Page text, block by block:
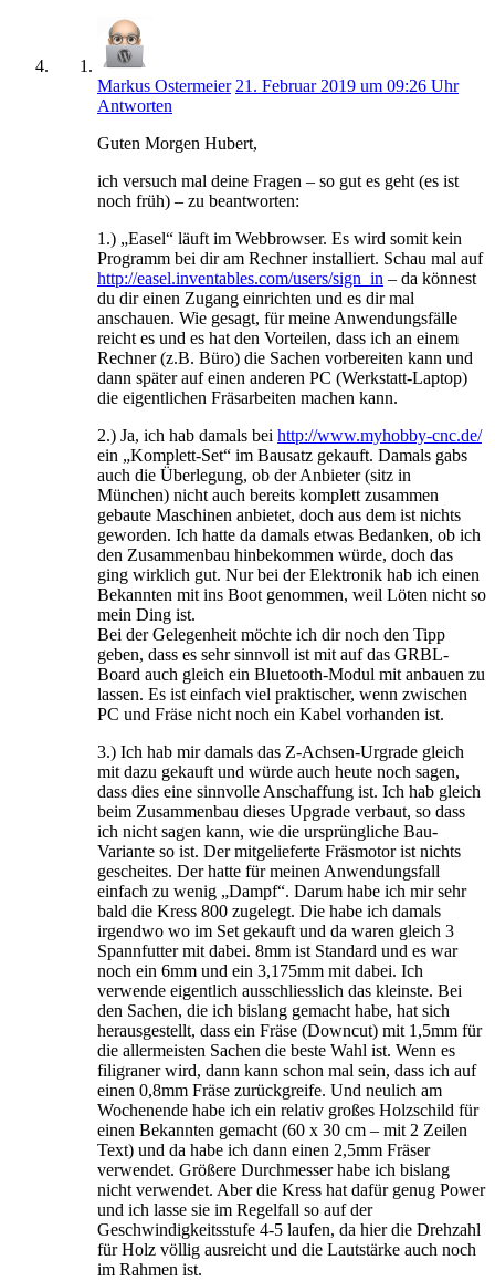
Markus Ostermeier 21. Februar 2019 um 09:26 Uhr
Antworten
Guten Morgen Hubert,
ich versuch mal deine Fragen – so gut es geht (es ist
noch früh) – zu beantworten:
1.) „Easel“ läuft im Webbrowser. Es wird somit kein
Programm bei dir am Rechner installiert. Schau mal auf
http://easel.inventables.com/users/sign_in – da könnest
du dir einen Zugang einrichten und es dir mal
anschauen. Wie gesagt, für meine Anwendungsfälle
reicht es und es hat den Vorteilen, dass ich an einem
Rechner (z.B. Büro) die Sachen vorbereiten kann und
dann später auf einen anderen PC (Werkstatt-Laptop)
die eigentlichen Fräsarbeiten machen kann.
2.) Ja, ich hab damals bei http://www.myhobby-cnc.de/
ein „Komplett-Set“ im Bausatz gekauft. Damals gabs
auch die Überlegung, ob der Anbieter (sitz in
München) nicht auch bereits komplett zusammen
gebaute Maschinen anbietet, doch aus dem ist nichts
geworden. Ich hatte da damals etwas Bedanken, ob ich
den Zusammenbau hinbekommen würde, doch das
ging wirklich gut. Nur bei der Elektronik hab ich einen
Bekannten mit ins Boot genommen, weil Löten nicht so
mein Ding ist.
Bei der Gelegenheit möchte ich dir noch den Tipp
geben, dass es sehr sinnvoll ist mit auf das GRBL-
Board auch gleich ein Bluetooth-Modul mit anbauen zu
lassen. Es ist einfach viel praktischer, wenn zwischen
PC und Fräse nicht noch ein Kabel vorhanden ist.
3.) Ich hab mir damals das Z-Achsen-Urgrade gleich
mit dazu gekauft und würde auch heute noch sagen,
dass dies eine sinnvolle Anschaffung ist. Ich hab gleich
beim Zusammenbau dieses Upgrade verbaut, so dass
ich nicht sagen kann, wie die ursprüngliche Bau-
Variante so ist. Der mitgelieferte Fräsmotor ist nichts
gescheites. Der hatte für meinen Anwendungsfall
einfach zu wenig „Dampf“. Darum habe ich mir sehr
bald die Kress 800 zugelegt. Die habe ich damals
irgendwo wo im Set gekauft und da waren gleich 3
Spannfutter mit dabei. 8mm ist Standard und es war
noch ein 6mm und ein 3,175mm mit dabei. Ich
verwende eigentlich ausschliesslich das kleinste. Bei
den Sachen, die ich bislang gemacht habe, hat sich
herausgestellt, dass ein Fräse (Downcut) mit 1,5mm für
die allermeisten Sachen die beste Wahl ist. Wenn es
filigraner wird, dann kann schon mal sein, dass ich auf
einen 0,8mm Fräse zurückgreife. Und neulich am
Wochenende habe ich ein relativ großes Holzschild für
einen Bekannten gemacht (60 x 30 cm – mit 2 Zeilen
Text) und da habe ich dann einen 2,5mm Fräser
verwendet. Größere Durchmesser habe ich bislang
nicht verwendet. Aber die Kress hat dafür genug Power
und ich lasse sie im Regelfall so auf der
Geschwindigkeitsstufe 4-5 laufen, da hier die Drehzahl
für Holz völlig ausreicht und die Lautstärke auch noch
im Rahmen ist.